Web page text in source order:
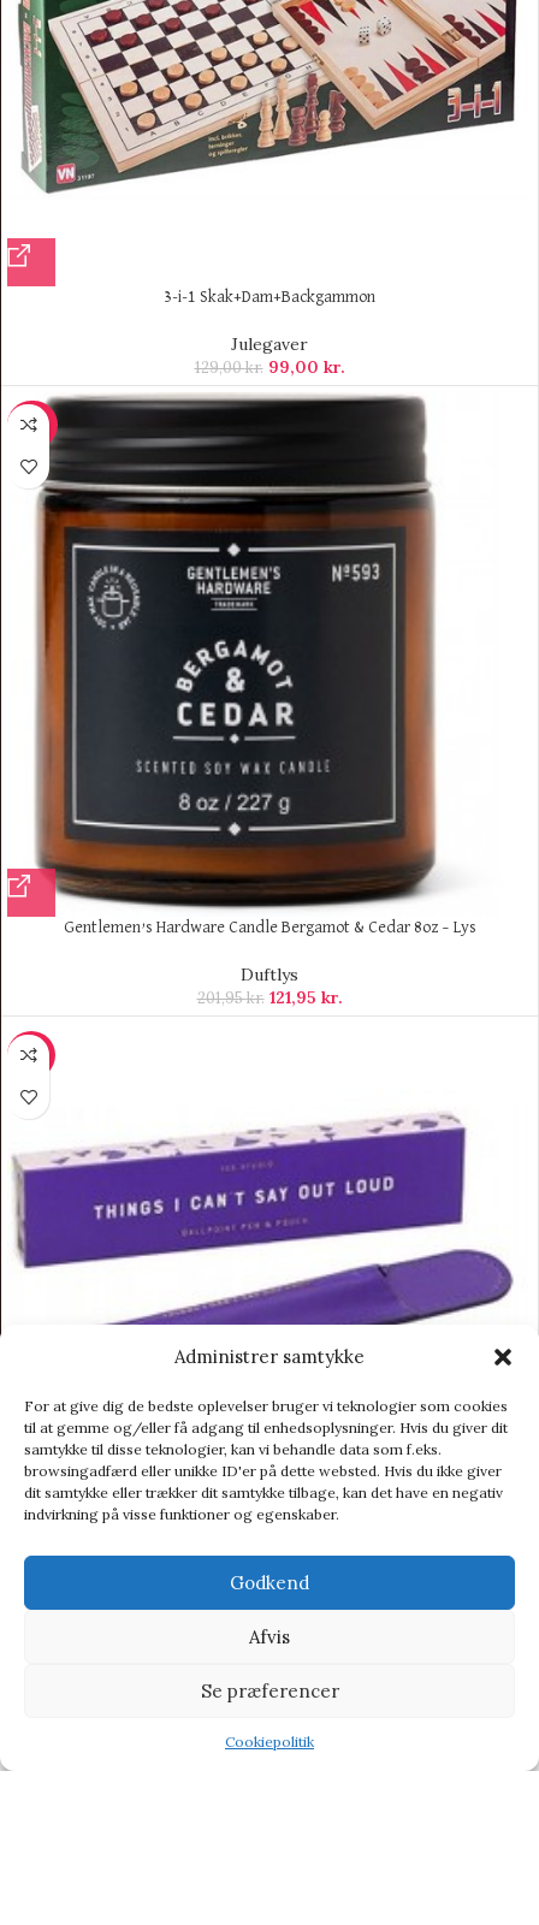
Administrer samtykke
For at give dig de bedste oplevelser bruger vi teknologier som cookies
til at gemme og/eller få adgang til enhedsoplysninger. Hvis du giver dit
samtykke til disse teknologier, kan vi behandle data som f.eks.
browsingadfærd eller unikke ID'er på dette websted. Hvis du ikke giver
dit samtykke eller trækker dit samtykke tilbage, kan det have en negativ
indvirkning på visse funktioner og egenskaber.
Godkend
Afvis
Se præferencer
Cookiepolitik
3-i-1 Skak+Dam+Backgammon
Julegaver
129,00kr. 99,00 kr.
-40%
Gentlemen’s Hardware Candle Bergamot & Cedar 8oz – Lys
Duftlys
201,95kr. 121,95 kr.
-70%
Pen & Case Things I Can’t
Kuglepen
kr. 48,95